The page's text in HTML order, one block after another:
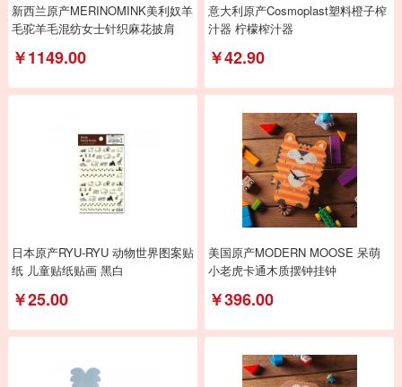
新西兰原产MERINOMINK美利奴羊
毛驼羊毛混纺女士针织麻花披肩
￥1149.00
意大利原产Cosmoplast塑料橙子榨
汁器 柠檬榨汁器
￥42.90
日本原产RYU-RYU 动物世界图案贴
纸 儿童贴纸贴画 黑白
￥25.00
美国原产MODERN MOOSE 呆萌
小老虎卡通木质摆钟挂钟
￥396.00